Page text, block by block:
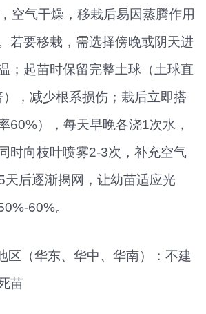
空气干燥，移栽后易因蒸腾作用
若要移栽，需选择傍晚或阴天进
；起苗时保留完整土球（土球直
，减少根系损伤；栽后立即搭
60%），每天早晚各浇1次水，
时向枝叶喷雾2-3次，补充空气
天后逐渐揭网，让幼苗适应光
60%。
（华东、华中、华南）：不建
苗